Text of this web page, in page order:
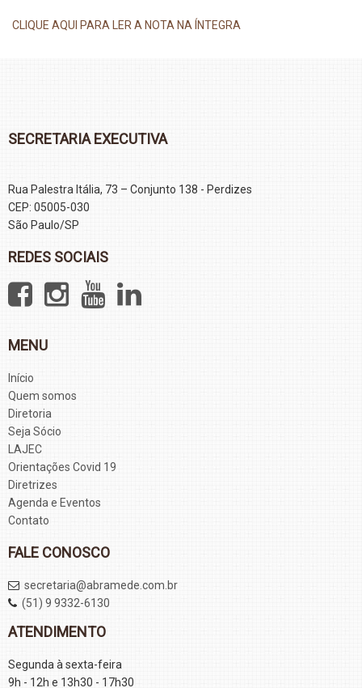
CLIQUE AQUI PARA LER A NOTA NA ÍNTEGRA
SECRETARIA EXECUTIVA
Rua Palestra Itália, 73 – Conjunto 138 - Perdizes
CEP: 05005-030
São Paulo/SP
REDES SOCIAIS
MENU
Início
Quem somos
Diretoria
Seja Sócio
LAJEC
Orientações Covid 19
Diretrizes
Agenda e Eventos
Contato
FALE CONOSCO
secretaria@abramede.com.br
(51) 9 9332-6130
ATENDIMENTO
Segunda à sexta-feira
9h - 12h e 13h30 - 17h30